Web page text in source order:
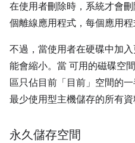
在使用者刪除時，系統才會
個離線應用程式，每個應用程
不過，當使用者在硬碟中加
能會縮小。當 可用的磁碟空
區只佔目前「目前」 空間的
最少使用型主機儲存的所有資
永久儲存空間